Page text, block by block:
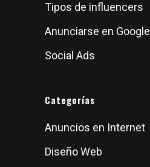
Tipos de influencers
Anunciarse en Google
Social Ads
Categorías
Anuncios en Internet
Diseño Web